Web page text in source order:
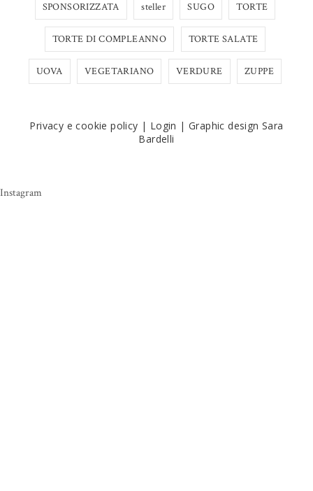
SPONSORIZZATA steller SUGO TORTE
TORTE DI COMPLEANNO TORTE SALATE
UOVA VEGETARIANO VERDURE ZUPPE
Privacy e cookie policy | Login | Graphic design Sara
Bardelli
Instagram